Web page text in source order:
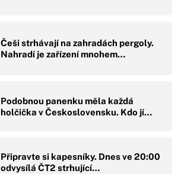
Češi strhávají na zahradách pergoly.
Nahradí je zařízení mnohem…
Podobnou panenku měla každá
holčička v Československu. Kdo jí…
Připravte si kapesníky. Dnes ve 20:00
odvysílá ČT2 strhující…